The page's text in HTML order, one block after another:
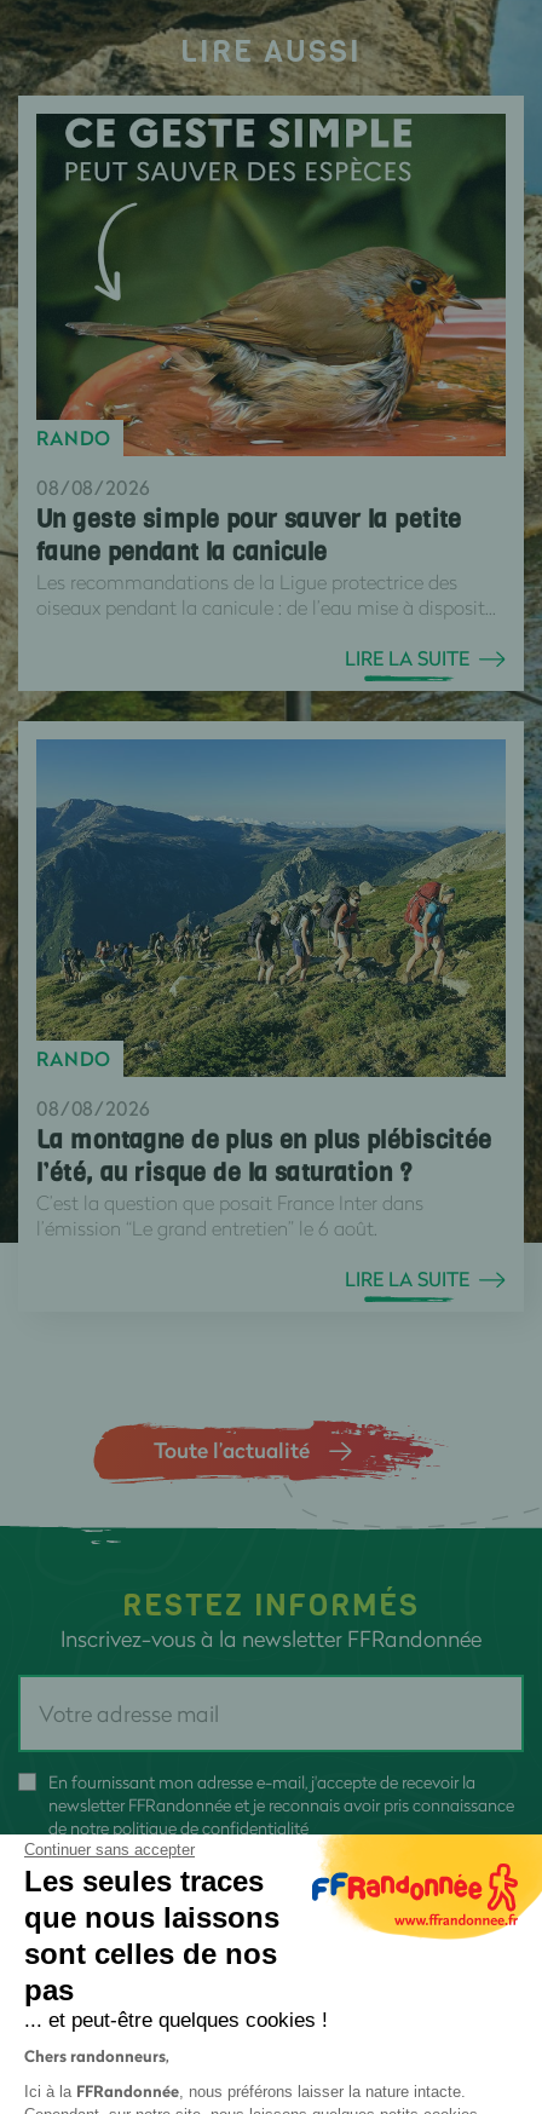
LIRE AUSSI
RANDO
08/08/2026
Un geste simple pour sauver la petite
faune pendant la canicule
Les recommandations de la Ligue protectrice des
oiseaux pendant la canicule : de l’eau mise à disposit...
LIRE LA SUITE
RANDO
08/08/2026
La montagne de plus en plus plébiscitée
l’été, au risque de la saturation ?
C’est la question que posait France Inter dans
l’émission “Le grand entretien” le 6 août.
LIRE LA SUITE
Toute l’actualité
RESTEZ INFORMÉS
Inscrivez-vous à la newsletter FFRandonnée
En fournissant mon adresse e-mail, j'accepte de recevoir la
newsletter FFRandonnée et je reconnais avoir pris connaissance
de notre politique de confidentialité
Continuer sans accepter
Les seules traces
que nous laissons
sont celles de nos
pas
... et peut-être quelques cookies !
Chers randonneurs,
Ici à la FFRandonnée, nous préférons laisser la nature intacte.